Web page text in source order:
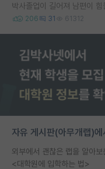
박사졸업이 길어져 남편이
206 31 61312
자유 게시판(아무개랩)
외부에서 괜찮은 랩을 알아
<대학원에 입학하는 법>